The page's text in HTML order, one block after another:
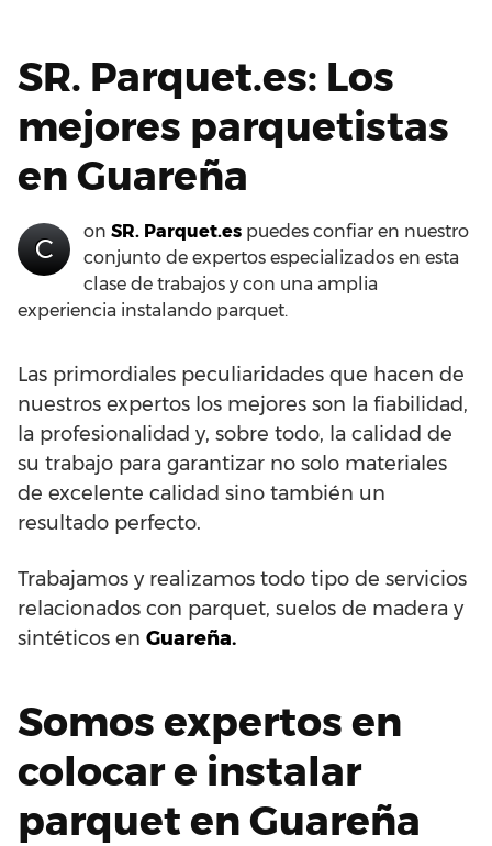
SR. Parquet.es: Los
mejores parquetistas
en Guareña
C
on SR. Parquet.es puedes confiar en nuestro
conjunto de expertos especializados en esta
clase de trabajos y con una amplia
experiencia instalando parquet.
Las primordiales peculiaridades que hacen de
nuestros expertos los mejores son la fiabilidad,
la profesionalidad y, sobre todo, la calidad de
su trabajo para garantizar no solo materiales
de excelente calidad sino también un
resultado perfecto.
Trabajamos y realizamos todo tipo de servicios
relacionados con parquet, suelos de madera y
sintéticos en Guareña.
Somos expertos en
colocar e instalar
parquet en Guareña